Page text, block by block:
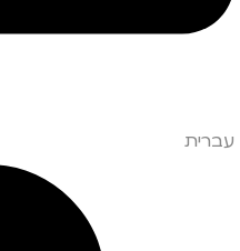
עברית